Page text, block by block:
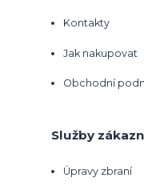
Kontakty
Jak nakupovat
Obchodní
Služby
Úpravy zbraní